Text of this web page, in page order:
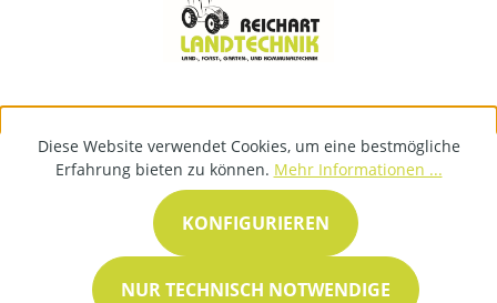
Diese Website verwendet Cookies, um eine bestmögliche
Erfahrung bieten zu können. Mehr Informationen ...
NUR TECHNISCH NOTWENDIGE
KONFIGURIEREN